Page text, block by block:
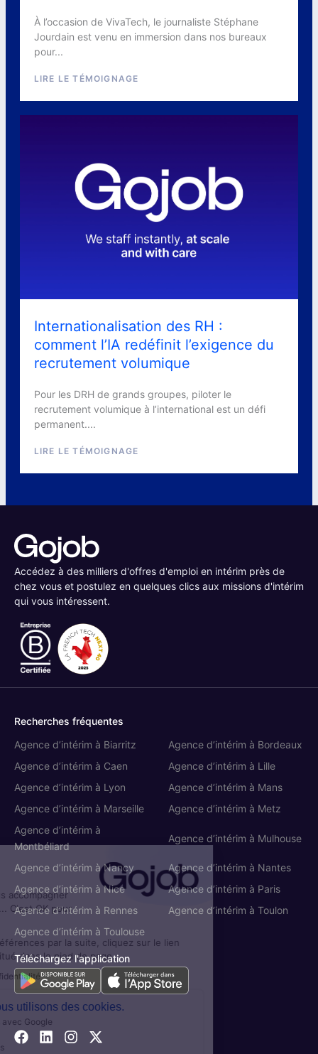
Cookies
On aimerait bien vous accompagner
pendant votre visite... C'est OK pour
Pour modifier vos préférences par la suite, cliquez sur le lien
'Gérer les cookies' situé dans le pied de page.
Lire la politique de confidentialité
Voici pourquoi nous utilisons des cookies.
Partage de données avec Google
Voici nos cookies !
À l’occasion de VivaTech, le journaliste Stéphane
Jourdain est venu en immersion dans nos bureaux
pour...
LIRE LE TÉMOIGNAGE
Internationalisation des RH :
comment l’IA redéfinit l’exigence du
recrutement volumique
Pour les DRH de grands groupes, piloter le
recrutement volumique à l’international est un défi
permanent....
LIRE LE TÉMOIGNAGE
Accédez à des milliers d'offres d'emploi en intérim près de
chez vous et postulez en quelques clics aux missions d'intérim
qui vous intéressent.
Recherches fréquentes
Agence d’intérim à Biarritz
Agence d’intérim à Bordeaux
Agence d’intérim à Caen
Agence d’intérim à Lille
Agence d’intérim à Lyon
Agence d’intérim à Mans
Agence d’intérim à Marseille
Agence d’intérim à Metz
Agence d’intérim à
Montbéliard
Agence d’intérim à Mulhouse
Agence d’intérim à Nancy
Agence d’intérim à Nantes
Agence d’intérim à Nice
Agence d’intérim à Paris
Agence d’intérim à Rennes
Agence d’intérim à Toulon
Agence d’intérim à Toulouse
Téléchargez l'application